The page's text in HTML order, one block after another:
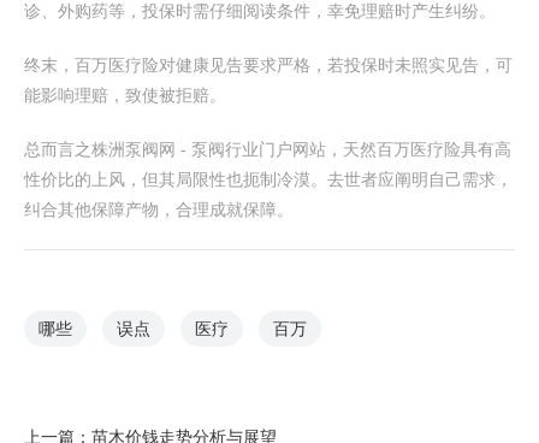
诊、外购药等，投保时需仔细阅读条件，幸免理赔时产生纠纷。
终末，百万医疗险对健康见告要求严格，若投保时未照实见告，可
能影响理赔，致使被拒赔。
总而言之株洲泵阀网 - 泵阀行业门户网站，天然百万医疗险具有高
性价比的上风，但其局限性也扼制冷漠。去世者应阐明自己需求，
纠合其他保障产物，合理成就保障。
哪些 误点 医疗 百万
上一篇： 苗木价钱走势分析与展望